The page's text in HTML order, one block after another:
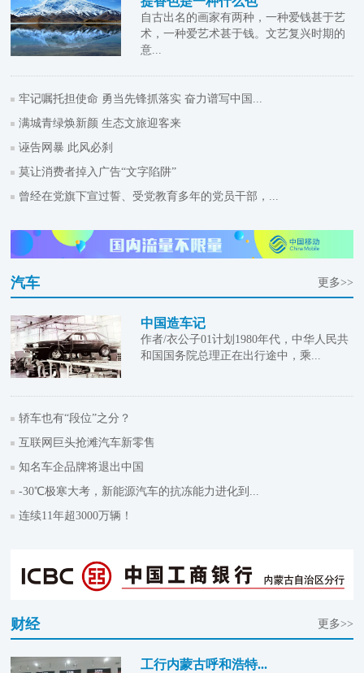
自古出名的画家有两种，一种爱钱甚于艺
术，一种爱艺术甚于钱。文艺复兴时期的
意...
牢记嘱托担使命 勇当先锋抓落实 奋力谱写中国...
满城青绿焕新颜 生态文旅迎客来
诬告网暴 此风必刹
莫让消费者掉入广告“文字陷阱”
曾经在党旗下宣过誓、受党教育多年的党员干部，...
汽车 更多>>
中国造车记
作者/衣公子01计划1980年代，中华人民共
和国国务院总理正在出行途中，乘...
轿车也有“段位”之分？
互联网巨头抢滩汽车新零售
知名车企品牌将退出中国
-30℃极寒大考，新能源汽车的抗冻能力进化到...
连续11年超3000万辆！
财经 更多>>
工行内蒙古呼和浩特...